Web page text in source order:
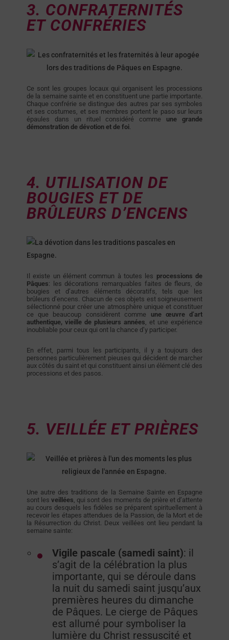
3. CONFRATERNITÉS
ET CONFRÉRIES
Ce sont les groupes locaux qui organisent les processions
de la semaine sainte et en constituent une partie importante.
Chaque confrérie se distingue des autres par ses symboles
et ses costumes, et ses membres portent le paso sur leurs
épaules dans un rituel considéré comme une grande
démonstration de dévotion et de foi.
4. UTILISATION DE
BOUGIES ET DE
BRÛLEURS D’ENCENS
Il existe un élément commun à toutes les processions de
Pâques: les décorations remarquables faites de fleurs, de
bougies et d’autres éléments décoratifs, tels que les
brûleurs d’encens. Chacun de ces objets est soigneusement
sélectionné pour créer une atmosphère unique et constituer
ce que beaucoup considèrent comme une œuvre d’art
authentique, vieille de plusieurs années, et une expérience
inoubliable pour ceux qui ont la chance d’y participer.
En effet, parmi tous les participants, il y a toujours des
personnes particulièrement pieuses qui décident de marcher
aux côtés du saint et qui constituent ainsi un élément clé des
processions et des pasos.
5. VEILLÉE ET PRIÈRES
Une autre des traditions de la Semaine Sainte en Espagne
sont les veillées , qui sont des moments de prière et d’attente
au cours desquels les fidèles se préparent spirituellement à
recevoir les étapes attendues de la Passion, de la Mort et de
la Résurrection du Christ. Deux veillées ont lieu pendant la
semaine sainte:
Vigile pascale (samedi saint): il
s’agit de la célébration la plus
importante, qui se déroule dans
la nuit du samedi saint jusqu’aux
premières heures du dimanche
de Pâques. Le cierge de Pâques
est allumé pour symboliser la
lumière du Christ ressuscité et